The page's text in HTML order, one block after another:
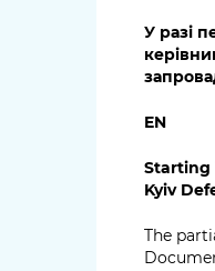
У разі
EN
Starting
Kyiv
The